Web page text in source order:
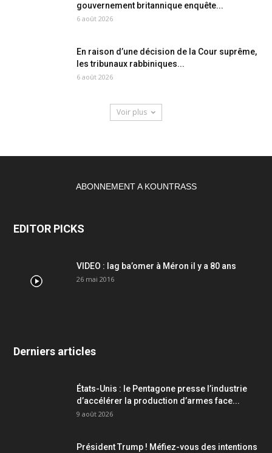
gouvernement britannique enquête...
6 août 2026
En raison d’une décision de la Cour suprême,
les tribunaux rabbiniques...
6 août 2026
Voir plus
ABONNEMENT A KOUNTRASS
EDITOR PICKS
VIDEO : lag ba’omer à Méron il y a 80 ans
26 mai 2016
Derniers articles
États-Unis : le Pentagone presse l’industrie
d’accélérer la production d’armes face...
9 août 2026
Président Trump ! Méfiez-vous des intentions